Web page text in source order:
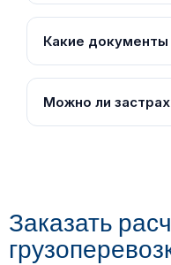
Какие документы
Можно ли
Заказать